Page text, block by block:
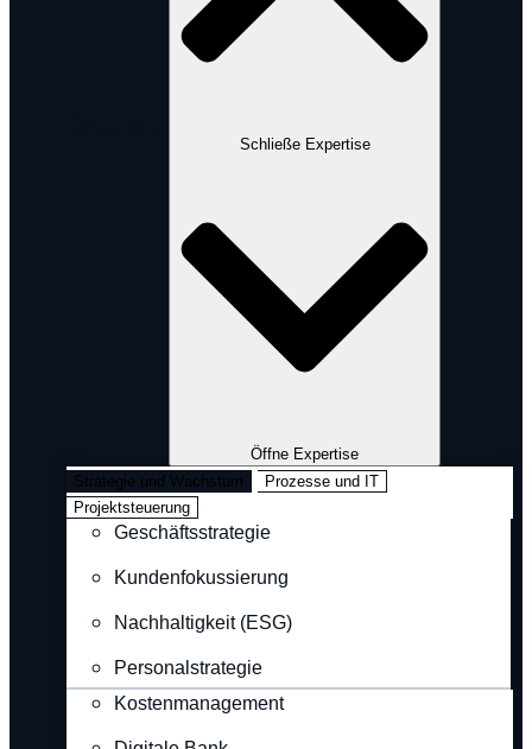
Schließe Expertise
Öffne Expertise
Strategie und Wachstum
Prozesse und IT
Projektsteuerung
Geschäftsstrategie
Kundenfokussierung
Nachhaltigkeit (ESG)
Personalstrategie
Kostenmanagement